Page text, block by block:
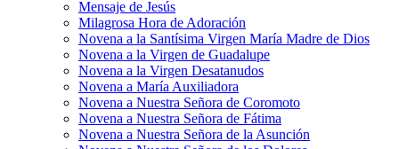
Mensaje de Jesús
Milagrosa Hora de Adoración
Novena a la Santísima Virgen María Madre de Dios
Novena a la Virgen de Guadalupe
Novena a la Virgen Desatanudos
Novena a María Auxiliadora
Novena a Nuestra Señora de Coromoto
Novena a Nuestra Señora de Fátima
Novena a Nuestra Señora de la Asunción